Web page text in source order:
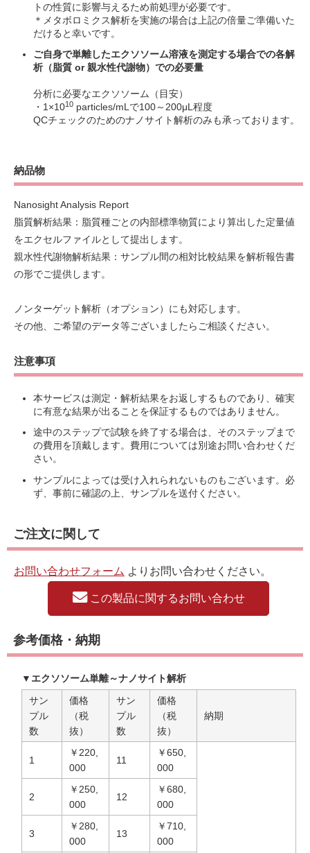
トの性質に影響与えるため前処理が必要です。
＊メタボロミクス解析を実施の場合は上記の倍量ご準備いた
だけると幸いです。
ご自身で単離したエクソソーム溶液を測定する場合での各解
析（脂質 or 親水性代謝物）での必要量
分析に必要なエクソソーム（目安）
・1×1010 particles/mLで100～200μL程度
QCチェックのためのナノサイト解析のみも承っております。
納品物
Nanosight Analysis Report
脂質解析結果：脂質種ごとの内部標準物質により算出した定量値
をエクセルファイルとして提出します。
親水性代謝物解析結果：サンプル間の相対比較結果を解析報告書
の形でご提供します。
ノンターゲット解析（オプション）にも対応します。
その他、ご希望のデータ等ございましたらご相談ください。
注意事項
本サービスは測定・解析結果をお返しするものであり、確実
に有意な結果が出ることを保証するものではありません。
途中のステップで試験を終了する場合は、そのステップまで
の費用を頂戴します。費用については別途お問い合わせくだ
さい。
サンプルによっては受け入れられないものもございます。必
ず、事前に確認の上、サンプルを送付ください。
ご注文に関して
お問い合わせフォーム よりお問い合わせください。
この製品に関するお問い合わせ
参考価格・納期
▼エクソソーム単離～ナノサイト解析
サン
プル
数
価格
（税
抜）
サン
プル
数
価格
（税
抜）
納期
1
￥220,
000
11
￥650,
000
2
￥250,
000
12
￥680,
000
3
￥280,
000
13
￥710,
000